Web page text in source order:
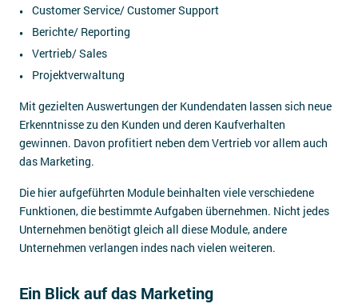
Customer Service/ Customer Support
Berichte/ Reporting
Vertrieb/ Sales
Projektverwaltung
Mit gezielten Auswertungen der Kundendaten lassen sich neue
Erkenntnisse zu den Kunden und deren Kaufverhalten
gewinnen. Davon profitiert neben dem Vertrieb vor allem auch
das Marketing.
Die hier aufgeführten Module beinhalten viele verschiedene
Funktionen, die bestimmte Aufgaben übernehmen. Nicht jedes
Unternehmen benötigt gleich all diese Module, andere
Unternehmen verlangen indes nach vielen weiteren.
Ein Blick auf das Marketing